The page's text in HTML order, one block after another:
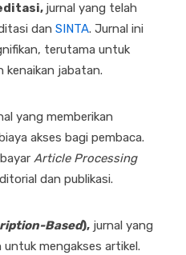
jurnal yang telah
dan SINTA. Jurnal ini
terutama untuk
kenaikan jabatan.
yang memberikan
akses bagi pembaca.
Article Processing
dan publikasi.
Based), jurnal yang
mengakses artikel.